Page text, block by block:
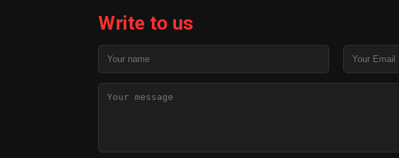
Write to us